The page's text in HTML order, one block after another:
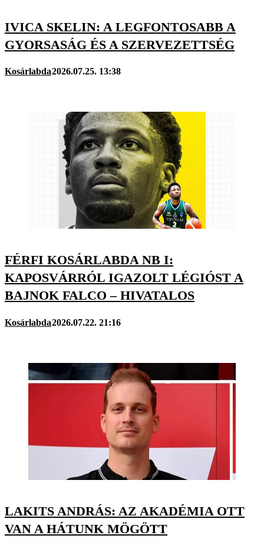
IVICA SKELIN: A LEGFONTOSABB A
GYORSASÁG ÉS A SZERVEZETTSÉG
Kosárlabda2026.07.25. 13:38
FÉRFI KOSÁRLABDA NB I:
KAPOSVÁRRÓL IGAZOLT LÉGIÓST A
BAJNOK FALCO – HIVATALOS
Kosárlabda2026.07.22. 21:16
LAKITS ANDRÁS: AZ AKADÉMIA OTT
VAN A HÁTUNK MÖGÖTT